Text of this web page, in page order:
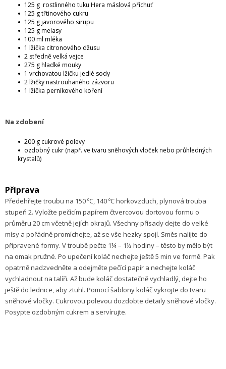
125 g rostlinného tuku Hera máslová příchuť
125 g třtinového cukru
125 g javorového sirupu
125 g melasy
100 ml mléka
1 lžička citronového džusu
2 středně velká vejce
275 g hladké mouky
1 vrchovatou lžičku jedlé sody
2 lžičky nastrouhaného zázvoru
1 lžička perníkového koření
Na zdobení
200 g cukrové polevy
ozdobný cukr (např. ve tvaru sněhových vloček nebo průhledných
krystalů)
Příprava
Předehřejte troubu na 150 ºC, 140 ºC horkovzduch, plynová trouba
stupeň 2. Vyložte pečícím papírem čtvercovou dortovou formu o
průměru 20 cm včetně jejích okrajů. Všechny přísady dejte do velké
mísy a pořádně promíchejte, až se vše hezky spojí. Směs nalijte do
připravené formy. V troubě pečte 1¼ – 1½ hodiny – těsto by mělo být
na omak pružné. Po upečení koláč nechejte ještě 5 min ve formě. Pak
opatrně nadzvedněte a odejměte pečící papír a nechejte koláč
vychladnout na talíři. Až bude koláč dostatečně vychladlý, dejte ho
ještě do lednice, aby ztuhl. Pomocí šablony koláč vykrojte do tvaru
sněhové vločky. Cukrovou polevou dozdobte detaily sněhové vločky.
Posypte ozdobným cukrem a servírujte.